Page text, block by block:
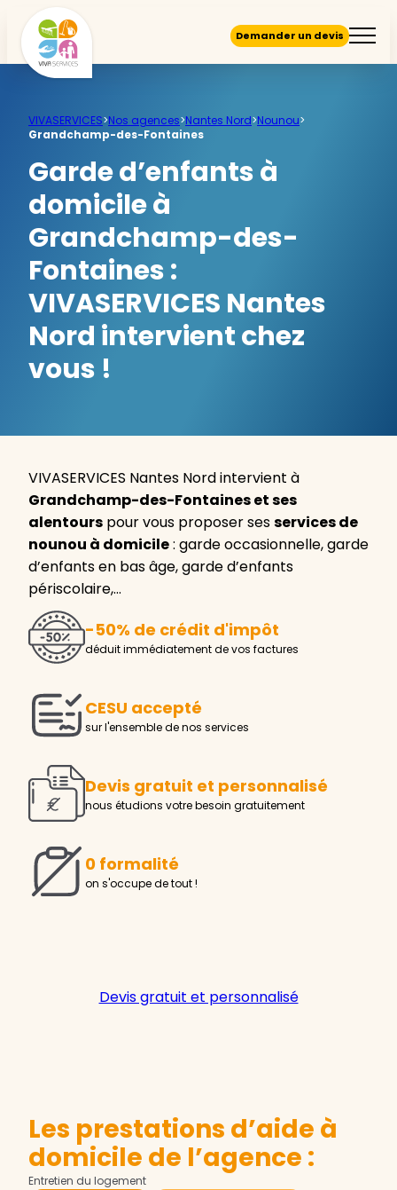
Demander un devis
VIVASERVICES>Nos agences>Nantes Nord>Nounou>
Grandchamp-des-Fontaines
Garde d’enfants à
domicile à
Grandchamp-des-
Fontaines :
VIVASERVICES Nantes
Nord intervient chez
vous !
VIVASERVICES Nantes Nord intervient à
Grandchamp-des-Fontaines et ses
alentours pour vous proposer sesservices de
nounou à domicile: garde occasionnelle, garde
d’enfants en bas âge, garde d’enfants
périscolaire,…
-50% de crédit d'impôt
déduit immédiatement de vos factures
CESU accepté
sur l'ensemble de nos services
Devis gratuit et personnalisé
nous étudions votre besoin gratuitement
0 formalité
on s'occupe de tout !
Devis gratuit et personnalisé
Les prestations d’aide à
domicile de l’agence :
Entretien du logement